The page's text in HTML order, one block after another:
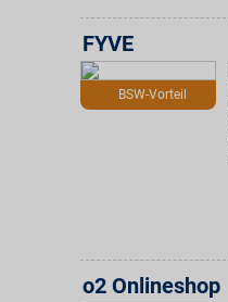
BSW-Vorteil
FYVE
o2 Onlineshop